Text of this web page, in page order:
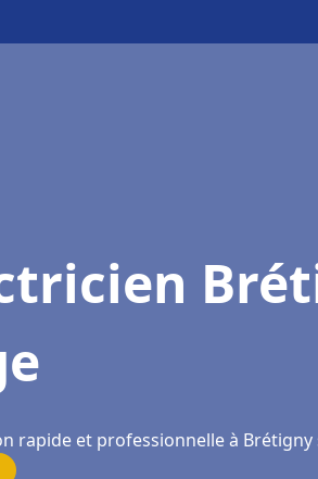
rapide et professionnelle à Brétigny